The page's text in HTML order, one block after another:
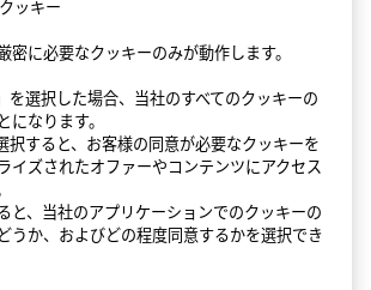
ー（外部送信ポリシーを含む）
ッキー
密に必要なクッキーのみが動作します。
を選択した場合、当社のすべてのクッキーの
になります。
択すると、お客様の同意が必要なクッキーを
イズされたオファーやコンテンツにアクセス
と、当社のアプリケーションでのクッキーの
うか、およびどの程度同意するかを選択でき